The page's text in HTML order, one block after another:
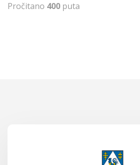
Pročitano 400 puta